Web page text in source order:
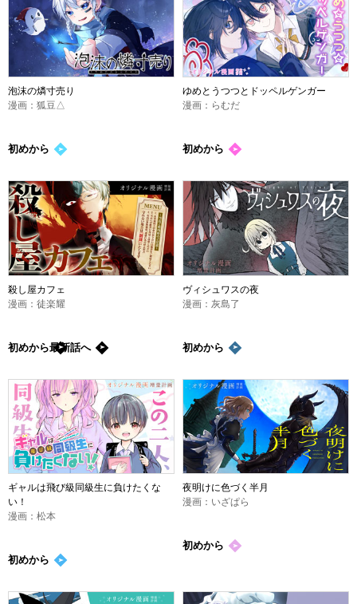
泡沫の燐寸売り
漫画：狐豆△
初めから
ゆめとうつつとドッペルゲンガー
漫画：らむだ
初めから
殺し屋カフェ
漫画：徒楽耀
初めから最新話へ
ヴィシュワスの夜
漫画：灰島了
初めから
ギャルは飛び級同級生に負けたくな
い！
漫画：松本
初めから
夜明けに色づく半月
漫画：いざぱら
初めから